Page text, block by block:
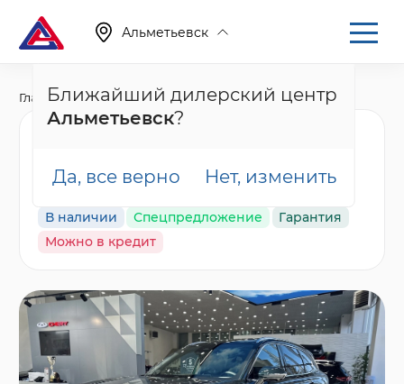
Альметьевск
Ближайший дилерский центр
Альметьевск?
Да, все верно Нет, изменить
Главная Каталог Новые автомобили Tiggo 9, I
Ultra, зеленый
В наличии Спецпредложение
Гарантия
Можно в кредит